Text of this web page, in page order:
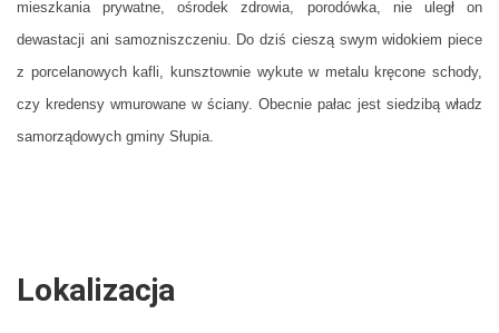
mieszkania prywatne, ośrodek zdrowia, porodówka, nie uległ on
dewastacji ani samozniszczeniu. Do dziś cieszą swym widokiem piece
z porcelanowych kafli, kunsztownie wykute w metalu kręcone schody,
czy kredensy wmurowane w ściany. Obecnie pałac jest siedzibą władz
samorządowych gminy Słupia.
Lokalizacja